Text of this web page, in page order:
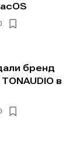
бренд
в